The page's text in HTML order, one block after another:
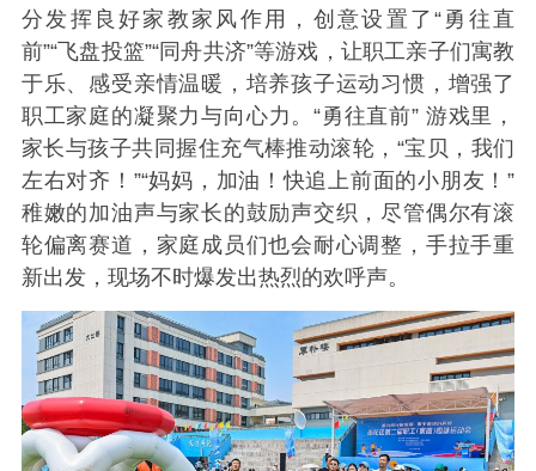
分发挥良好家教家风作用，创意设置了“勇往直
前”“飞盘投篮”“同舟共济”等游戏，让职工亲子们寓教
于乐、感受亲情温暖，培养孩子运动习惯，增强了
职工家庭的凝聚力与向心力。“勇往直前” 游戏里，
家长与孩子共同握住充气棒推动滚轮，“宝贝，我们
左右对齐！”“妈妈，加油！快追上前面的小朋友！”
稚嫩的加油声与家长的鼓励声交织，尽管偶尔有滚
轮偏离赛道，家庭成员们也会耐心调整，手拉手重
新出发，现场不时爆发出热烈的欢呼声。